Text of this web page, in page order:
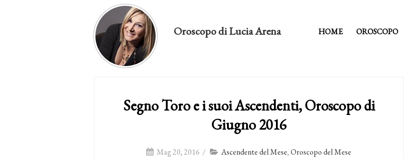
Oroscopo di Lucia Arena HOME OROSCOPO
Segno Toro e i suoi Ascendenti, Oroscopo di
Giugno 2016
Mag 20, 2016 / Ascendente del Mese,Oroscopo del Mese